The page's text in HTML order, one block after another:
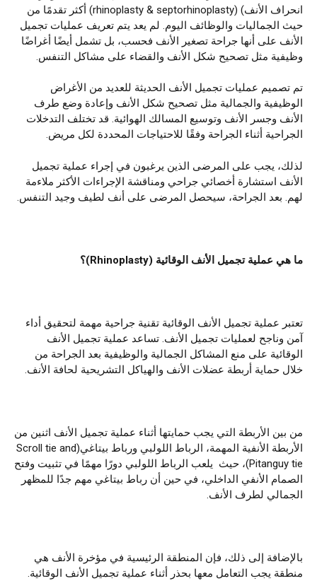
انحراف الأنف) (rhinoplasty & septorhinoplasty) أكثر تقدمًا من
حيث الجماليات والوظائف اليوم. لم يعد يتم تعريف عمليات تجميل
الأنف على أنها جراحة تصغير الأنف فحسب، بل تشمل أيضًا أغراضًا
وظيفية مثل تصحيح شكل الأنف والقضاء على مشاكل التنفس.
تم تصميم عمليات تجميل الأنف الحديثة للعديد من الأغراض
الوظيفية والجمالية مثل تصحيح شكل الأنف وإعادة وضع طرف
الأنف وجسر الأنف وتوسيع المسالك الهوائية. قد تختلف التدخلات
الجراحية أثناء الجراحة وفقًا للاحتياجات المحددة لكل مريض.
لذلك، يجب على المرضى الذين يرغبون في إجراء عملية تجميل
الأنف استشارة أخصائي جراحي ومناقشة الإجراءات الأكثر ملاءمة
لهم. بعد الجراحة، سيحصل المرضى على أنف لطيف وجيد التنفس.
ما هي عملية تجميل الأنف الوقائية ( Rhinoplasty )؟
تعتبر عملية تجميل الأنف الوقائية تقنية جراحية مهمة لتحقيق أداء
آمن وناجح لعمليات تجميل الأنف. تساعد عملية تجميل الأنف
الوقائية على منع المشاكل الجمالية والوظيفية بعد الجراحة من
خلال حماية أربطة عضلات الأنف والهياكل التشريحية لحافة الأنف.
من بين الأربطة التي يجب حمايتها أثناء عملية تجميل الأنف اثنين من
الأربطة الأنفية المهمة، الرباط اللولبي ورباط بيتاغي(Scroll tie and
Pitanguy tie)، حيث يلعب الرباط اللولبي دورًا مهمًا في تثبيت وفتح
الصمام الأنفي الداخلي، في حين أن رباط بيتاغي مهم جدًا للمظهر
الجمالي لطرف الأنف.
بالإضافة إلى ذلك، فإن المنطقة الرئيسية في مؤخرة الأنف هي
منطقة يجب التعامل معها بحذر أثناء عملية تجميل الأنف الوقائية.